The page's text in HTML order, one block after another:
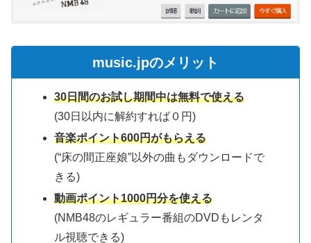
music.jpのメリット
30日間のお試し期間中は無料で使える
(30日以内に解約すれば０円)
音楽ポイント600円がもらえる
(“床の間正座娘”以外の曲もダウンロードで
きる)
動画ポイント1000円分を使える
(NMB48のレギュラー番組のDVDもレンタ
ル視聴できる)